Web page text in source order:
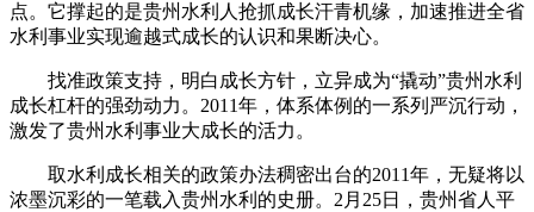
点。它撑起的是贵州水利人抢抓成长汗青机缘，加速推进全省
水利事业实现逾越式成长的认识和果断决心。
找准政策支持，明白成长方针，立异成为“撬动”贵州水利
成长杠杆的强劲动力。2011年，体系体例的一系列严沉行动，
激发了贵州水利事业大成长的活力。
取水利成长相关的政策办法稠密出台的2011年，无疑将以
浓墨沉彩的一笔载入贵州水利的史册。2月25日，贵州省人平